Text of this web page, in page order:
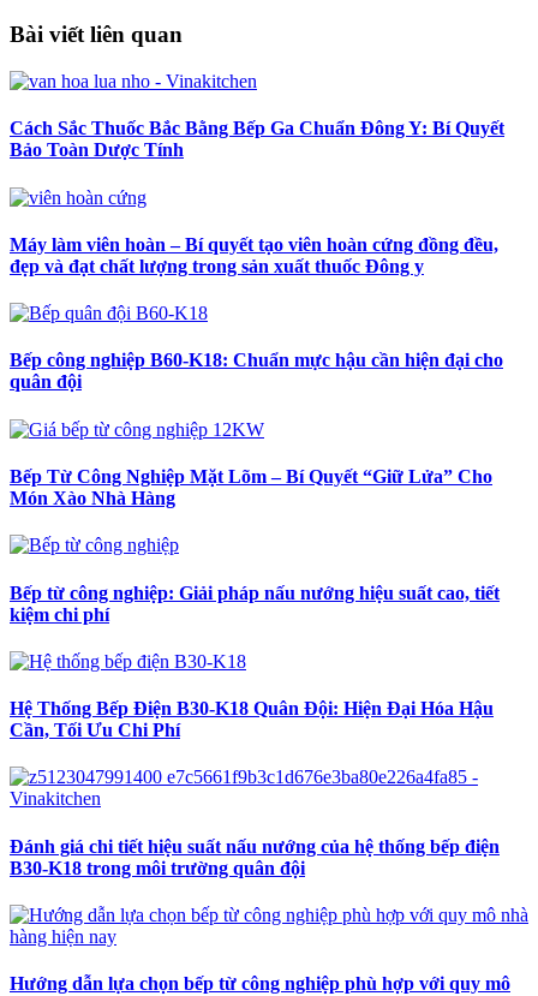
Bài viết liên quan
Cách Sắc Thuốc Bắc Bằng Bếp Ga Chuẩn Đông Y: Bí Quyết
Bảo Toàn Dược Tính
Máy làm viên hoàn – Bí quyết tạo viên hoàn cứng đồng đều,
đẹp và đạt chất lượng trong sản xuất thuốc Đông y
Bếp công nghiệp B60-K18: Chuẩn mực hậu cần hiện đại cho
quân đội
Bếp Từ Công Nghiệp Mặt Lõm – Bí Quyết “Giữ Lửa” Cho
Món Xào Nhà Hàng
Bếp từ công nghiệp: Giải pháp nấu nướng hiệu suất cao, tiết
kiệm chi phí
Hệ Thống Bếp Điện B30-K18 Quân Đội: Hiện Đại Hóa Hậu
Cần, Tối Ưu Chi Phí
Đánh giá chi tiết hiệu suất nấu nướng của hệ thống bếp điện
B30-K18 trong môi trường quân đội
Hướng dẫn lựa chọn bếp từ công nghiệp phù hợp với quy mô